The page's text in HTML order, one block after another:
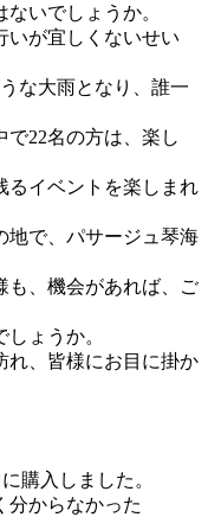
いでしょうか。
いが宜しくないせい
な大雨となり、誰一
22名の方は、楽し
るイベントを楽しまれ
地で、パサージュ琴海
も、機会があれば、ご
ょうか。
れ、皆様にお目に掛か
購入しました。
分からなかった